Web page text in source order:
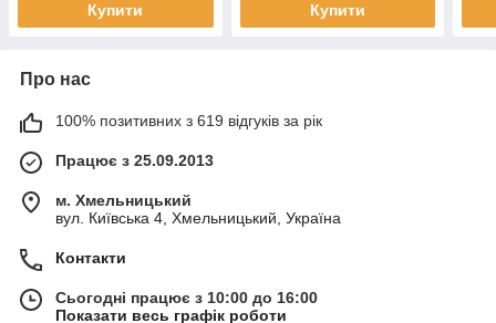
Купити Купити
Про нас
100% позитивних з 619 відгуків за рік
Працює з 25.09.2013
м. Хмельницький
вул. Київська 4, Хмельницький, Україна
Контакти
Сьогодні працює з 10:00 до 16:00
Показати весь графік роботи